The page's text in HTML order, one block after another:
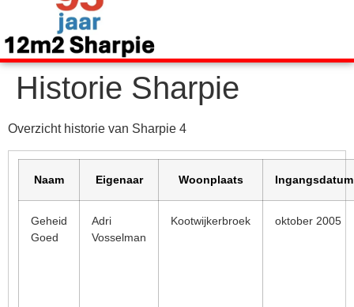
Historie Sharpie
Overzicht historie van Sharpie 4
Naam Eigenaar Woonplaats Ingangsdatum
Geheid
Goed
Adri
Vosselman
Kootwijkerbroek oktober 2005